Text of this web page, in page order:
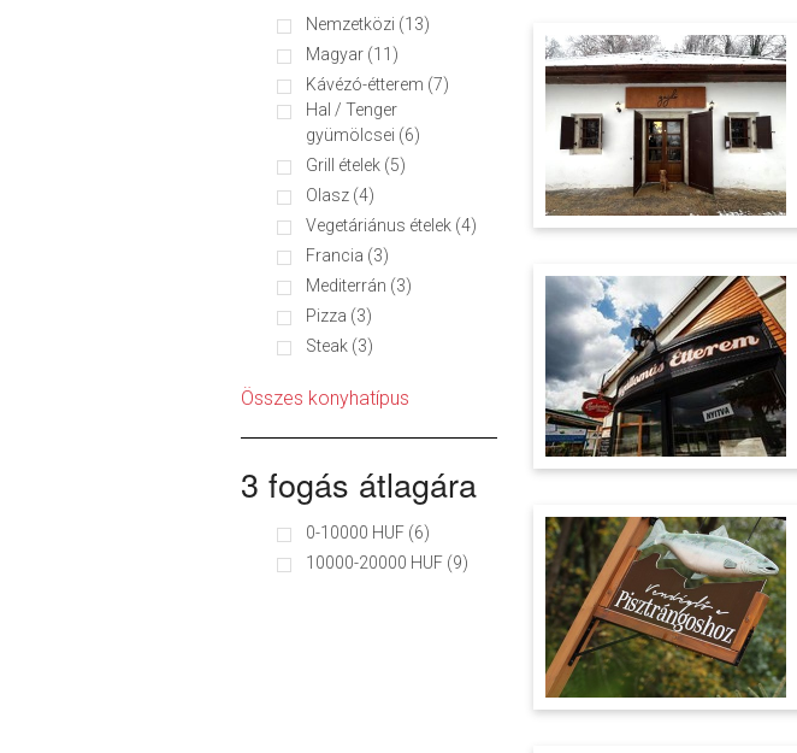
Nemzetközi (13)
Magyar (11)
Kávézó-étterem (7)
Hal / Tenger
gyümölcsei (6)
Grill ételek (5)
Olasz (4)
Vegetáriánus ételek (4)
Francia (3)
Mediterrán (3)
Pizza (3)
Steak (3)
Összes konyhatípus
3 fogás átlagára
0-10000 HUF (6)
10000-20000 HUF (9)